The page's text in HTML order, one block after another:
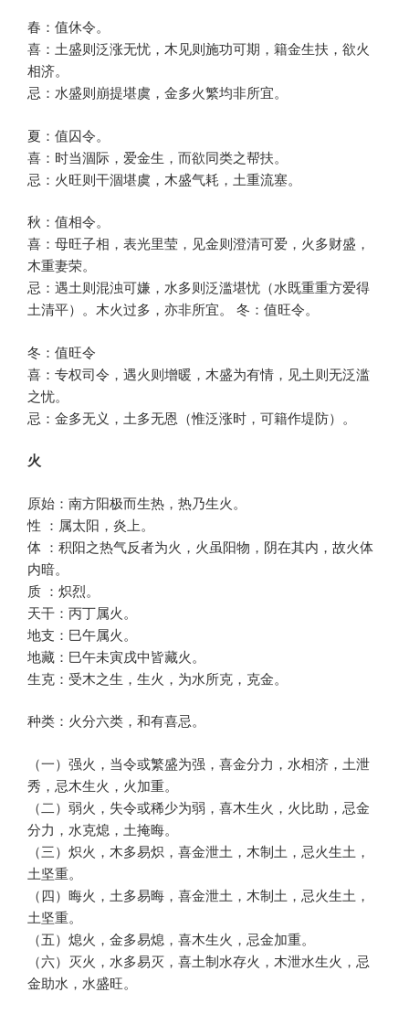
春：值休令。
喜：土盛则泛涨无忧，木见则施功可期，籍金生扶，欲火
相济。
忌：水盛则崩提堪虞，金多火繁均非所宜。
夏：值囚令。
喜：时当涸际，爱金生，而欲同类之帮扶。
忌：火旺则干涸堪虞，木盛气耗，土重流塞。
秋：值相令。
喜：母旺子相，表光里莹，见金则澄清可爱，火多财盛，
木重妻荣。
忌：遇土则混浊可嫌，水多则泛滥堪忧（水既重重方爱得
土清平）。木火过多，亦非所宜。 冬：值旺令。
冬：值旺令
喜：专权司令，遇火则增暖，木盛为有情，见土则无泛滥
之忧。
忌：金多无义，土多无恩（惟泛涨时，可籍作堤防）。
火
原始：南方阳极而生热，热乃生火。
性 ：属太阳，炎上。
体 ：积阳之热气反者为火，火虽阳物，阴在其内，故火体
内暗。
质 ：炽烈。
天干：丙丁属火。
地支：巳午属火。
地藏：巳午未寅戌中皆藏火。
生克：受木之生，生火，为水所克，克金。
种类：火分六类，和有喜忌。
（一）强火，当令或繁盛为强，喜金分力，水相济，土泄
秀，忌木生火，火加重。
（二）弱火，失令或稀少为弱，喜木生火，火比助，忌金
分力，水克熄，土掩晦。
（三）炽火，木多易炽，喜金泄土，木制土，忌火生土，
土坚重。
（四）晦火，土多易晦，喜金泄土，木制土，忌火生土，
土坚重。
（五）熄火，金多易熄，喜木生火，忌金加重。
（六）灭火，水多易灭，喜土制水存火，木泄水生火，忌
金助水，水盛旺。